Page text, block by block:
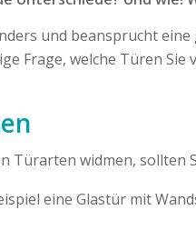
und beansprucht
Frage, welche Türen
Türarten widmen, sollten
eine Glastür mit